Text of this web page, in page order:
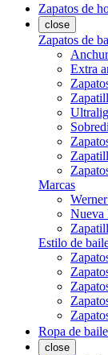
Zapatos de
close
Zapatos de
Extra
Marcas
Nueva
Estilo de
Ropa de baile
close